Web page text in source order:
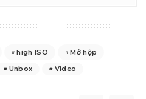
high ISO
Mở hộp
Unbox Video